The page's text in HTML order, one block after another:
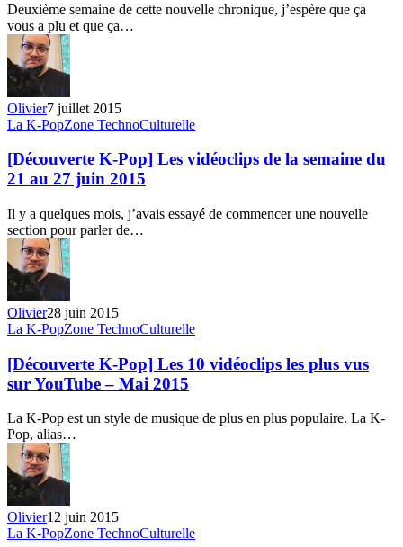
la
semaine
du
28
juin
au
4
juillet
Deuxième semaine de cette nouvelle chronique, j’espère que ça
vous a plu et que ça…
Olivier7 juillet 2015
[Découverte
Pop]
Les
vidéoclips
la
semaine
du
21
au
27
juin
2015
La K-PopZone TechnoCulturelle
[Découverte K-Pop] Les vidéoclips de la semaine du
21 au 27 juin 2015
Il y a quelques mois, j’avais essayé de commencer une nouvelle
section pour parler de…
Olivier28 juin 2015
[Découverte
Pop]
Les
10
les
plus
vus
sur
YouTube
–
Mai
2015
La K-PopZone TechnoCulturelle
[Découverte K-Pop] Les 10 vidéoclips les plus vus
sur YouTube – Mai 2015
La K-Pop est un style de musique de plus en plus populaire. La K-
Pop, alias…
Olivier12 juin 2015
[Découverte
La K-PopZone TechnoCulturelle